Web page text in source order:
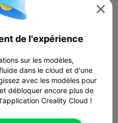

de l'expérience
sur les modèles,
dans le cloud et d'une
avec les modèles pour
débloquer encore plus de
Creality Cloud !